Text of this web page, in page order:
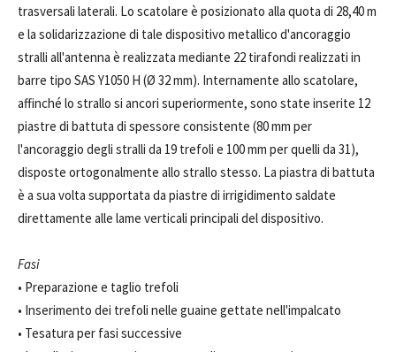
trasversali laterali. Lo scatolare è posizionato alla quota di 28,40 m
e la solidarizzazione di tale dispositivo metallico d'ancoraggio
stralli all'antenna è realizzata mediante 22 tirafondi realizzati in
barre tipo SAS Y1050 H (Ø 32 mm). Internamente allo scatolare,
affinché lo strallo si ancori superiormente, sono state inserite 12
piastre di battuta di spessore consistente (80 mm per
l'ancoraggio degli stralli da 19 trefoli e 100 mm per quelli da 31),
disposte ortogonalmente allo strallo stesso. La piastra di battuta
è a sua volta supportata da piastre di irrigidimento saldate
direttamente alle lame verticali principali del dispositivo.
Fasi
• Preparazione e taglio trefoli
• Inserimento dei trefoli nelle guaine gettate nell'impalcato
• Tesatura per fasi successive